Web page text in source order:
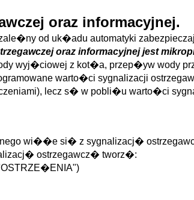
oraz informacyjnej.
od uk�adu automatyki
oraz informacyjnej jest
wyj�ciowej z kot�a, przep�yw wody
warto�ci sygnalizacji
lecz s� w pobli�u warto�ci
wi��e si� z sygnalizacj�
ostrzegawcz� tworz�: